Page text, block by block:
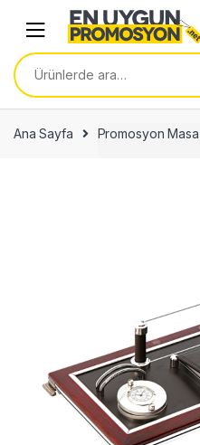
navigation
content
Ara:
Ana Sayfa Promosyon